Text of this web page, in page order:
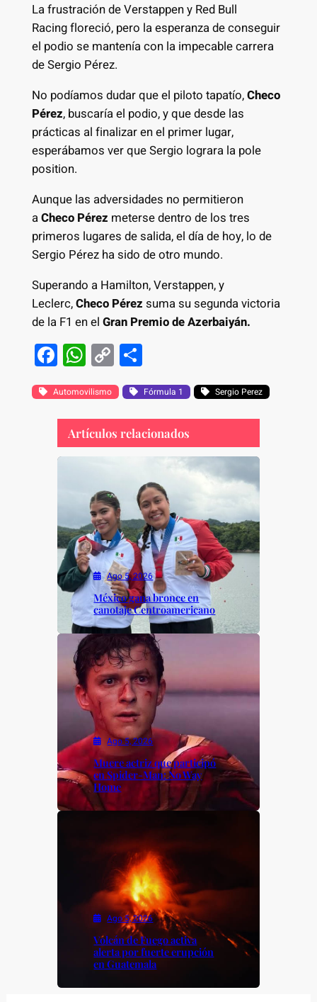
La frustración de Verstappen y Red Bull
Racing floreció, pero la esperanza de conseguir
el podio se mantenía con la impecable carrera
de Sergio Pérez.
No podíamos dudar que el piloto tapatío,Checo
Pérez, buscaría el podio, y que desde las
prácticas al finalizar en el primer lugar,
esperábamos ver que Sergio lograra la pole
position.
Aunque las adversidades no permitieron
aCheco Pérez meterse dentro de los tres
primeros lugares de salida, el día de hoy, lo de
Sergio Pérez ha sido de otro mundo.
Superando a Hamilton, Verstappen, y
Leclerc,Checo Pérez suma su segunda victoria
de la F1 en el Gran Premio de Azerbaiyán.
F
a
c
e
b
o
k
W
h
at
s
A
p
p
C
o
p
y
Li
n
k
S
h
ar
e
Automovilismo Fórmula 1 Sergio Perez
Artículos relacionados
Ago 5, 2026
México gana bronce en
canotaje Centroamericano
Ago 5, 2026
Muere actriz que participó
en Spider-Man: No Way
Home
Ago 5, 2026
Volcán de Fuego activa
alerta por fuerte erupción
en Guatemala